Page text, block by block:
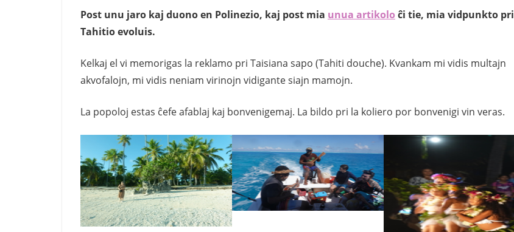
Post unu jaro kaj duono en Polinezio, kaj post mia unua artikolo ĉi tie, mia vidpunkto pri
Tahitio evoluis.
Kelkaj el vi memorigas la reklamo pri Taisiana sapo (Tahiti douche). Kvankam mi vidis multajn
akvofalojn, mi vidis neniam virinojn vidigante siajn mamojn.
La popoloj estas ĉefe afablaj kaj bonvenigemaj. La bildo pri la koliero por bonvenigi vin veras.